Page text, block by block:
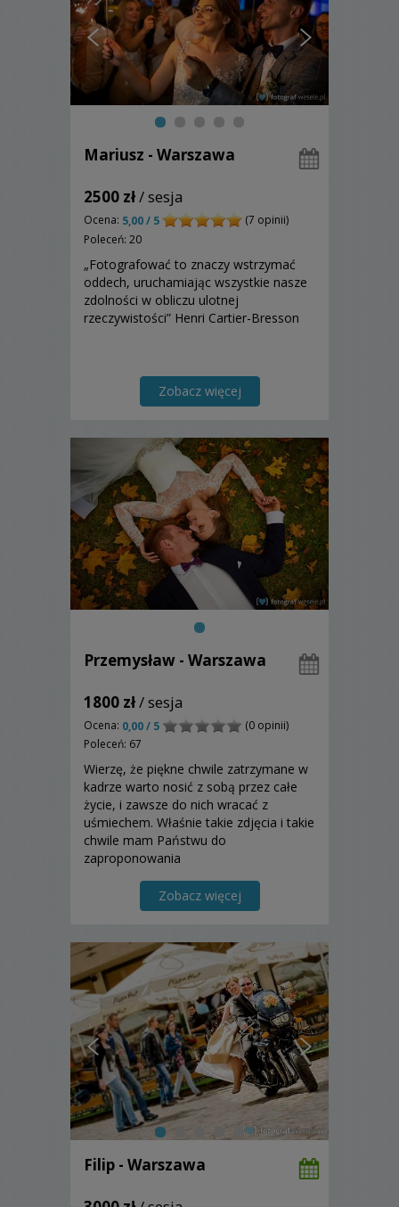
Mariusz - Warszawa
2500 zł/ sesja
Ocena: 5,00 / 5
(7 opinii)
Poleceń: 20
„Fotografować to znaczy wstrzymać
oddech, uruchamiając wszystkie nasze
zdolności w obliczu ulotnej
rzeczywistości” Henri Cartier-Bresson
Zobacz więcej
Przemysław - Warszawa
1800 zł/ sesja
Ocena: 0,00 / 5
(0 opinii)
Poleceń: 67
Wierzę, że piękne chwile zatrzymane w
kadrze warto nosić z sobą przez całe
życie, i zawsze do nich wracać z
uśmiechem. Właśnie takie zdjęcia i takie
chwile mam Państwu do
zaproponowania
Zobacz więcej
Filip - Warszawa